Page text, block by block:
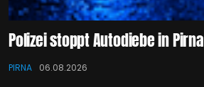
Polizei stoppt Autodiebe in Pirna
PIRNA 06.08.2026